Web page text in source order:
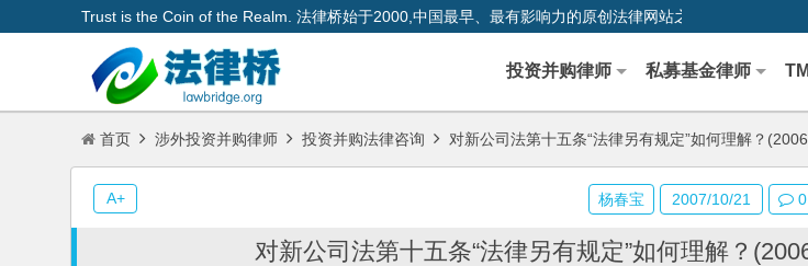
Trust is the Coin of the Realm. 法律桥始于2000,中国最早、最有影响力的原创法律网站之一
投资并购律师 私募基金律师
首页 涉外投资并购律师 投资并购法律咨询 对新公司法第十五条“法律另有规定”如何理解？
对新公司法第十五条“法律另有规定”如何理解？
杨春宝 2007/10/21 0
A+